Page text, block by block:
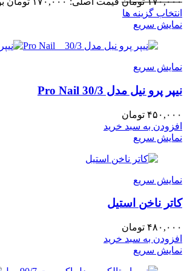
انتخاب گزینه ها
نمایش سریع
نمایش سریع
نیپر پرو نیل مدل 30/3 Pro Nail
۴۵۰,۰۰۰ تومان
افزودن به سبد خرید
نمایش سریع
نمایش سریع
کاتر ناخن استیل
۴۸۰,۰۰۰ تومان
افزودن به سبد خرید
نمایش سریع